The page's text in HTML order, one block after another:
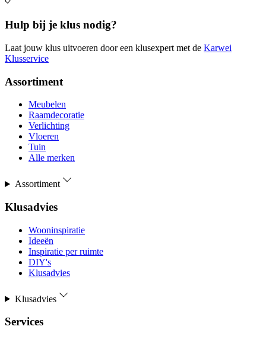
Hulp bij je klus nodig?
Laat jouw klus uitvoeren door een klusexpert met de Karwei
Klusservice
Assortiment
Meubelen
Raamdecoratie
Verlichting
Vloeren
Tuin
Alle merken
Assortiment
Klusadvies
Wooninspiratie
Ideeën
Inspiratie per ruimte
DIY's
Klusadvies
Klusadvies
Services